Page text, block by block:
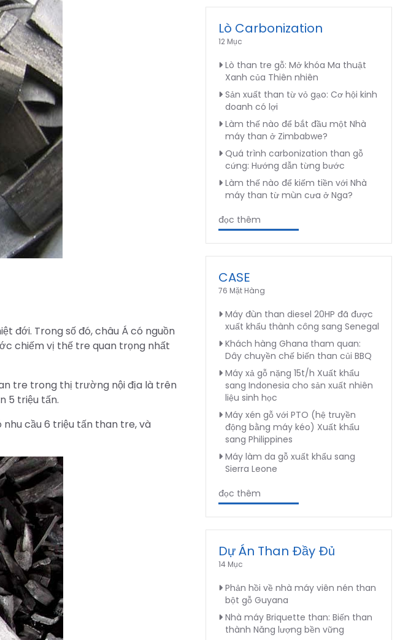
đới. Trong số đó, châu Á có nguồn
chiếm vị thế tre quan trọng nhất
tre trong thị trường nội địa là trên
5 triệu tấn.
cầu 6 triệu tấn than tre, và
Lò Carbonization
12 Mục
Lò than tre gỗ: Mở khóa Ma thuật
Xanh của Thiên nhiên
Sản xuất than từ vỏ gạo: Cơ hội kinh
doanh có lợi
Làm thế nào để bắt đầu một Nhà
máy than ở Zimbabwe?
Quá trình carbonization than gỗ
cứng: Hướng dẫn từng bước
Làm thế nào để kiếm tiền với Nhà
máy than từ mùn cưa ở Nga?
đọc thêm
CASE
76 Mặt Hàng
Máy đùn than diesel 20HP đã được
xuất khẩu thành công sang Senegal
Khách hàng Ghana tham quan:
Dây chuyền chế biến than củi BBQ
Máy xả gỗ nặng 15t/h Xuất khẩu
sang Indonesia cho sản xuất nhiên
liệu sinh học
Máy xén gỗ với PTO (hệ truyền
động bằng máy kéo) Xuất khẩu
sang Philippines
Máy làm da gỗ xuất khẩu sang
Sierra Leone
đọc thêm
Dự Án Than Đầy Đủ
14 Mục
Phản hồi về nhà máy viên nén than
bột gỗ Guyana
Nhà máy Briquette than: Biến than
thành Năng lượng bền vững